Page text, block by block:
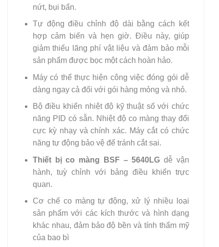
nứt, bụi bẩn.
Tự động điều chỉnh độ dài bằng cách kết
hợp cảm biến và hẹn giờ. Điều này, giúp
giảm thiểu lãng phí vật liệu và đảm bảo mỗi
sản phẩm được bọc một cách hoàn hảo.
Máy có thể thực hiện công việc đóng gói dễ
dàng ngay cả đối với gói hàng mỏng và nhỏ.
Bộ điều khiển nhiệt độ kỹ thuật số với chức
năng PID có sẵn. Nhiệt độ co màng thay đổi
cực kỳ nhạy và chính xác. Máy cắt có chức
năng tự động bảo vệ để tránh cắt sai.
Thiết bị co màng BSF – 5640LGdễ vận
hành, tuỳ chỉnh với bảng điều khiển trực
quan.
Cơ chế co màng tự động, xử lý nhiều loại
sản phẩm với các kích thước và hình dạng
khác nhau, đảm bảo độ bền và tính thẩm mỹ
của bao bì